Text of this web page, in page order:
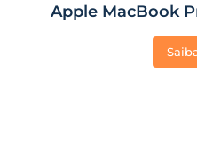
Apple MacBook